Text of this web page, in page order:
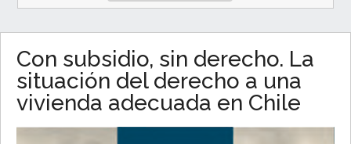
Con subsidio, sin derecho. La
situación del derecho a una
vivienda adecuada en Chile